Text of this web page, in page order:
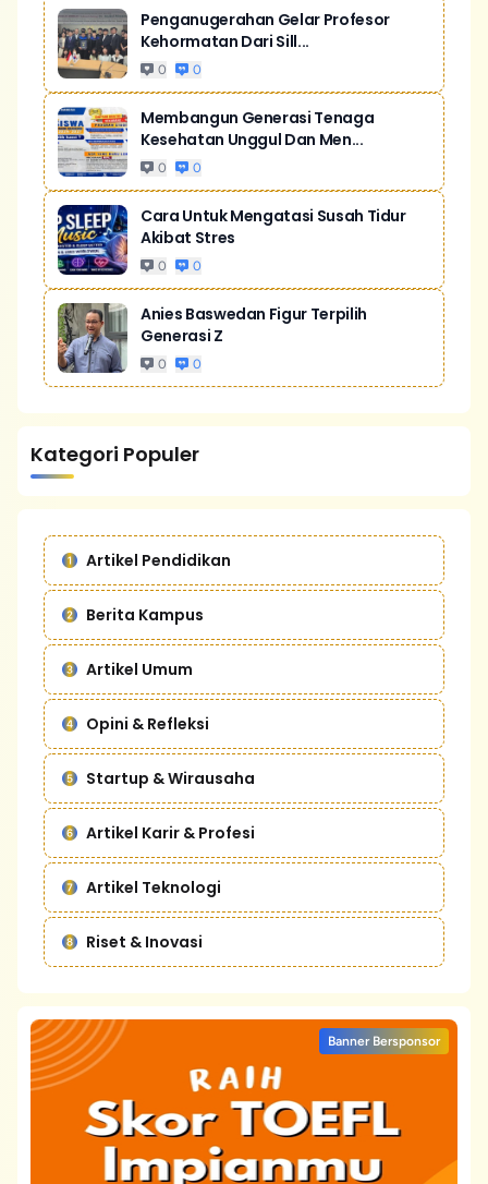
Penganugerahan Gelar Profesor
Kehormatan Dari Sill...
0 0
Membangun Generasi Tenaga
Kesehatan Unggul Dan Men...
0 0
Cara Untuk Mengatasi Susah Tidur
Akibat Stres
0 0
Anies Baswedan Figur Terpilih
Generasi Z
0 0
Kategori Populer
Artikel Pendidikan
Berita Kampus
Artikel Umum
Opini & Refleksi
Startup & Wirausaha
Artikel Karir & Profesi
Artikel Teknologi
Riset & Inovasi
Banner Bersponsor